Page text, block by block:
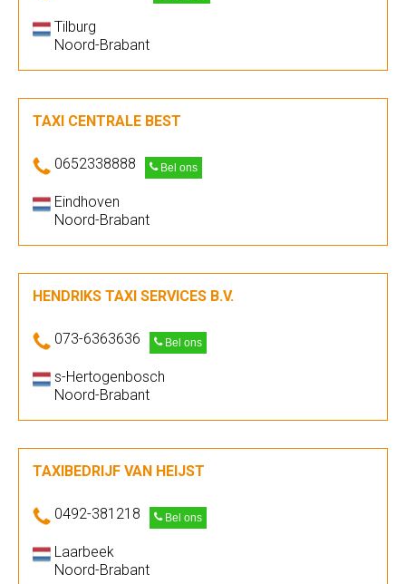
Tilburg
Noord-Brabant
TAXI CENTRALE BEST
0652338888 Bel ons
Eindhoven
Noord-Brabant
HENDRIKS TAXI SERVICES B.V.
073-6363636 Bel ons
s-Hertogenbosch
Noord-Brabant
TAXIBEDRIJF VAN HEIJST
0492-381218 Bel ons
Laarbeek
Noord-Brabant